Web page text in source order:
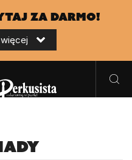
za darmo!